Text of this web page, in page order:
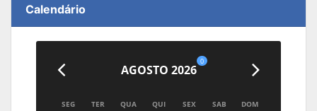
Calendário
AGOSTO 2026
0
SEG TER QUA QUI SEX SAB DOM